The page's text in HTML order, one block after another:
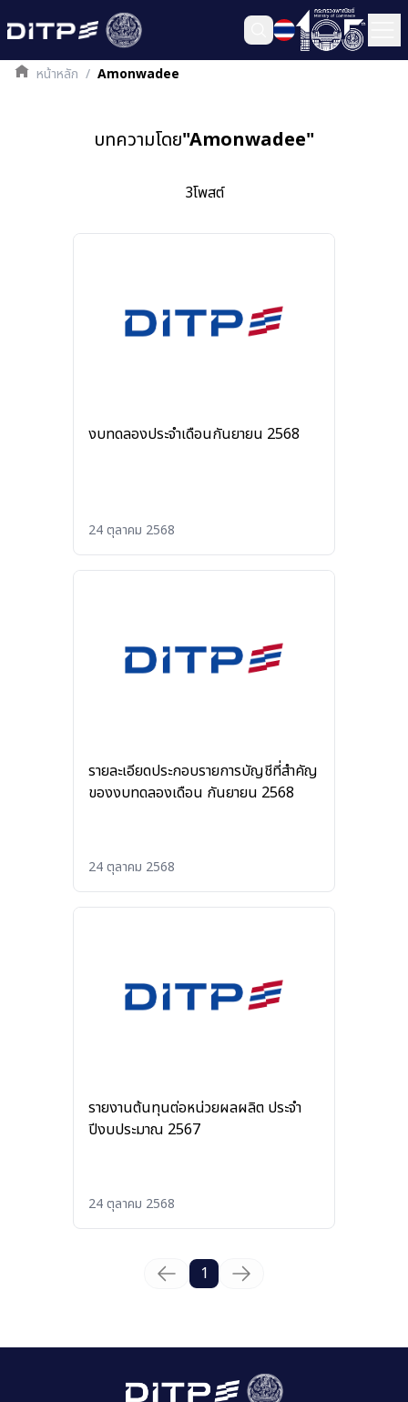
หน้าหลัก / Amonwadee
บทความโดย"Amonwadee"
3โพสต์
งบทดลองประจำเดือนกันยายน 2568
24 ตุลาคม 2568
รายละเอียดประกอบรายการบัญชีที่สำคัญ
ของงบทดลองเดือน กันยายน 2568
24 ตุลาคม 2568
รายงานต้นทุนต่อหน่วยผลผลิต ประจำ
ปีงบประมาณ 2567
24 ตุลาคม 2568
1